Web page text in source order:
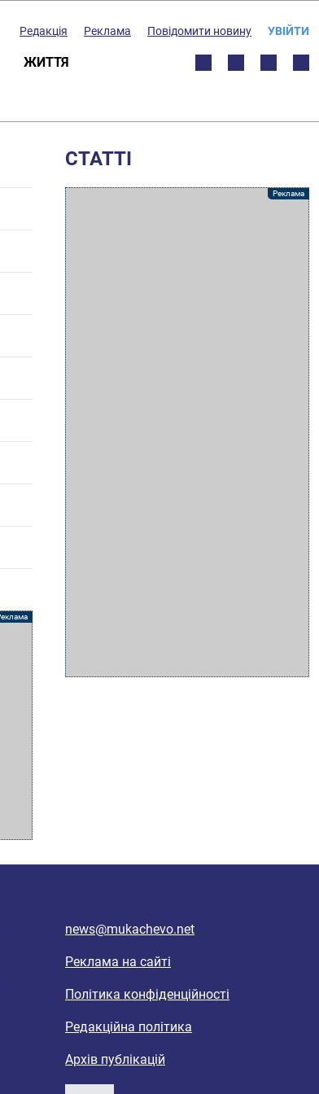
Редакція Реклама Повідомити новину УВІЙТИ
ЖИТТЯ
СТАТТІ
news@mukachevo.net
Реклама на сайті
Політика конфіденційності
Редакційна політика
Архів публікацій